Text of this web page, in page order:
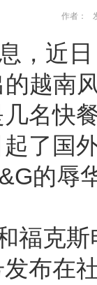
作者：
近日
越南
名快
了国
的辱
克斯
布在